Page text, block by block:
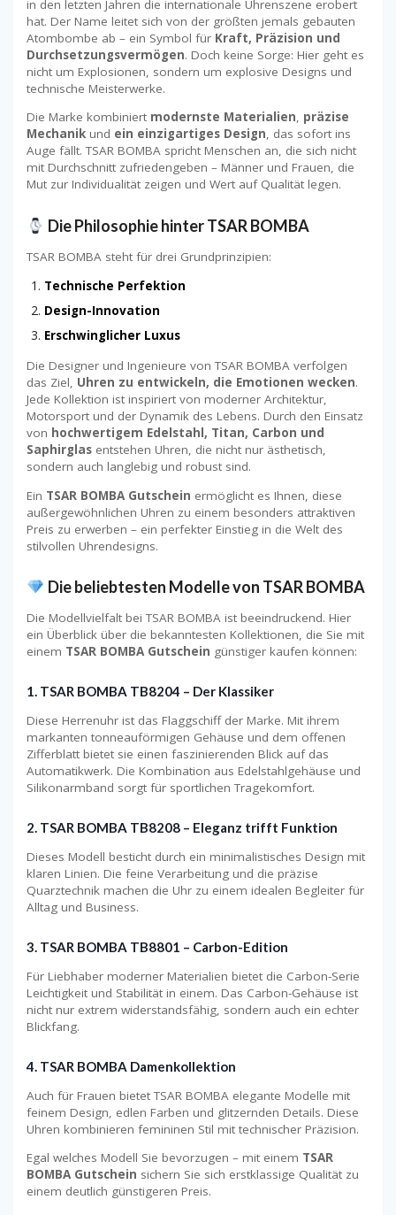
in den letzten Jahren die internationale Uhrenszene erobert
hat. Der Name leitet sich von der größten jemals gebauten
Atombombe ab – ein Symbol für Kraft, Präzision und
Durchsetzungsvermögen. Doch keine Sorge: Hier geht es
nicht um Explosionen, sondern um explosive Designs und
technische Meisterwerke.
Die Marke kombiniert modernste Materialien, präzise
Mechanik und ein einzigartiges Design, das sofort ins
Auge fällt. TSAR BOMBA spricht Menschen an, die sich nicht
mit Durchschnitt zufriedengeben – Männer und Frauen, die
Mut zur Individualität zeigen und Wert auf Qualität legen.
Die Philosophie hinter TSAR BOMBA
TSAR BOMBA steht für drei Grundprinzipien:
Technische Perfektion
Design-Innovation
Erschwinglicher Luxus
Die Designer und Ingenieure von TSAR BOMBA verfolgen
das Ziel, Uhren zu entwickeln, die Emotionen wecken.
Jede Kollektion ist inspiriert von moderner Architektur,
Motorsport und der Dynamik des Lebens. Durch den Einsatz
von hochwertigem Edelstahl, Titan, Carbon und
Saphirglas entstehen Uhren, die nicht nur ästhetisch,
sondern auch langlebig und robust sind.
Ein TSAR BOMBA Gutschein ermöglicht es Ihnen, diese
außergewöhnlichen Uhren zu einem besonders attraktiven
Preis zu erwerben – ein perfekter Einstieg in die Welt des
stilvollen Uhrendesigns.
Die beliebtesten Modelle von TSAR BOMBA
Die Modellvielfalt bei TSAR BOMBA ist beeindruckend. Hier
ein Überblick über die bekanntesten Kollektionen, die Sie mit
einem TSAR BOMBA Gutschein günstiger kaufen können:
1. TSAR BOMBA TB8204 – Der Klassiker
Diese Herrenuhr ist das Flaggschiff der Marke. Mit ihrem
markanten tonneauförmigen Gehäuse und dem offenen
Zifferblatt bietet sie einen faszinierenden Blick auf das
Automatikwerk. Die Kombination aus Edelstahlgehäuse und
Silikonarmband sorgt für sportlichen Tragekomfort.
2. TSAR BOMBA TB8208 – Eleganz trifft Funktion
Dieses Modell besticht durch ein minimalistisches Design mit
klaren Linien. Die feine Verarbeitung und die präzise
Quarztechnik machen die Uhr zu einem idealen Begleiter für
Alltag und Business.
3. TSAR BOMBA TB8801 – Carbon-Edition
Für Liebhaber moderner Materialien bietet die Carbon-Serie
Leichtigkeit und Stabilität in einem. Das Carbon-Gehäuse ist
nicht nur extrem widerstandsfähig, sondern auch ein echter
Blickfang.
4. TSAR BOMBA Damenkollektion
Auch für Frauen bietet TSAR BOMBA elegante Modelle mit
feinem Design, edlen Farben und glitzernden Details. Diese
Uhren kombinieren femininen Stil mit technischer Präzision.
Egal welches Modell Sie bevorzugen – mit einem TSAR
BOMBA Gutschein sichern Sie sich erstklassige Qualität zu
einem deutlich günstigeren Preis.